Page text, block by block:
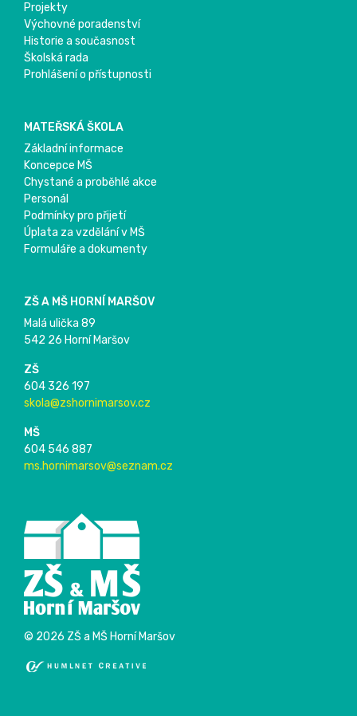
Projekty
Výchovné poradenství
Historie a současnost
Školská rada
Prohlášení o přístupnosti
MATEŘSKÁ ŠKOLA
Základní informace
Koncepce MŠ
Chystané a proběhlé akce
Personál
Podmínky pro přijetí
Úplata za vzdělání v MŠ
Formuláře a dokumenty
ZŠ A MŠ HORNÍ MARŠOV
Malá ulička 89
542 26 Horní Maršov
ZŠ
604 326 197
skola@zshornimarsov.cz
MŠ
604 546 887
ms.hornimarsov@seznam.cz
© 2026 ZŠ a MŠ Horní Maršov